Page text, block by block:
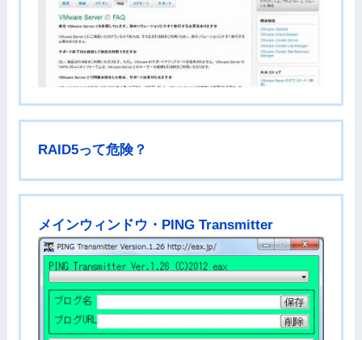
RAID5って危険？
メインウィンドウ・PING Transmitter